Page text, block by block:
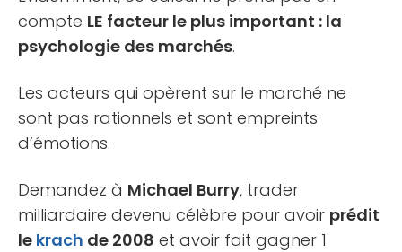
compte LE facteur le plus important : la
psychologie des marchés.
Les acteurs qui opèrent sur le marché ne
sont pas rationnels et sont empreints
d’émotions.
Demandez à Michael Burry, trader
milliardaire devenu célèbre pour avoir prédit
le krach de 2008 et avoir fait gagner 1